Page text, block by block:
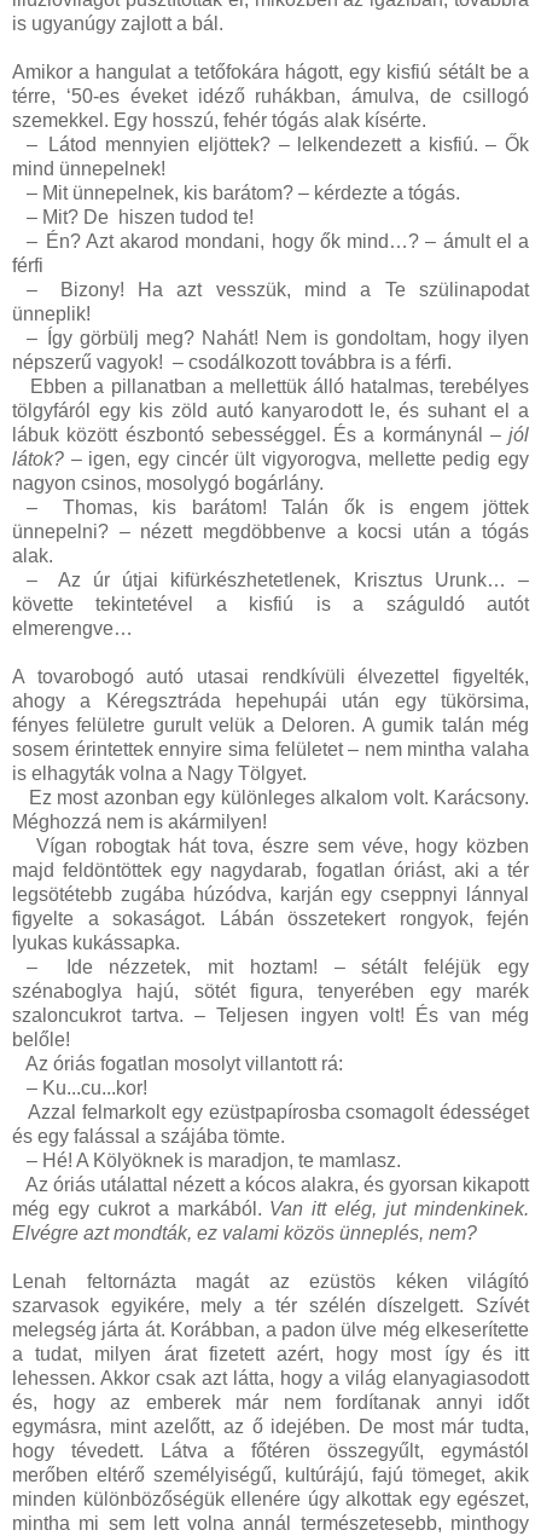
is ugyanúgy zajlott a bál.
Amikor a hangulat a tetőfokára hágott, egy kisfiú sétált be a
térre, ‘50-es éveket idéző ruhákban, ámulva, de csillogó
szemekkel. Egy hosszú, fehér tógás alak kísérte.
–
Látod mennyien eljöttek? – lelkendezett a kisfiú. – Ők
mind ünnepelnek!
– Mit ünnepelnek, kis barátom? – kérdezte a tógás.
– Mit? De hiszen tudod te!
– Én? Azt akarod mondani, hogy ők mind…? – ámult el a
férfi
–
Bizony! Ha azt vesszük, mind a Te szülinapodat
ünneplik!
–
Így görbülj meg? Nahát! Nem is gondoltam, hogy ilyen
népszerű vagyok! – csodálkozott továbbra is a férfi.
Ebben a pillanatban a mellettük álló hatalmas, terebélyes
tölgyfáról egy kis zöld autó kanyarodott le, és suhant el a
lábuk között észbontó sebességgel. És a kormánynál – jól
látok? – igen, egy cincér ült vigyorogva, mellette pedig egy
nagyon csinos, mosolygó bogárlány.
–
Thomas, kis barátom! Talán ők is engem jöttek
ünnepelni? – nézett megdöbbenve a kocsi után a tógás
alak.
–
Az úr útjai kifürkészhetetlenek, Krisztus Urunk… –
követte tekintetével a kisfiú is a száguldó autót
elmerengve…
A tovarobogó autó utasai rendkívüli élvezettel figyelték,
ahogy a Kéregsztráda hepehupái után egy tükörsima,
fényes felületre gurult velük a Deloren. A gumik talán még
sosem érintettek ennyire sima felületet – nem mintha valaha
is elhagyták volna a Nagy Tölgyet.
Ez most azonban egy különleges alkalom volt. Karácsony.
Méghozzá nem is akármilyen!
Vígan robogtak hát tova, észre sem véve, hogy közben
majd feldöntöttek egy nagydarab, fogatlan óriást, aki a tér
legsötétebb zugába húzódva, karján egy cseppnyi lánnyal
figyelte a sokaságot. Lábán összetekert rongyok, fején
lyukas kukássapka.
–
Ide nézzetek, mit hoztam! – sétált feléjük egy
szénaboglya hajú, sötét figura, tenyerében egy marék
szaloncukrot tartva. – Teljesen ingyen volt! És van még
belőle!
Az óriás fogatlan mosolyt villantott rá:
– Ku...cu...kor!
Azzal felmarkolt egy ezüstpapírosba csomagolt édességet
és egy falással a szájába tömte.
– Hé! A Kölyöknek is maradjon, te mamlasz.
Az óriás utálattal nézett a kócos alakra, és gyorsan kikapott
még egy cukrot a markából. Van itt elég, jut mindenkinek.
Elvégre azt mondták, ez valami közös ünneplés, nem?
Lenah feltornázta magát az ezüstös kéken világító
szarvasok egyikére, mely a tér szélén díszelgett. Szívét
melegség járta át. Korábban, a padon ülve még elkeserítette
a tudat, milyen árat fizetett azért, hogy most így és itt
lehessen. Akkor csak azt látta, hogy a világ elanyagiasodott
és, hogy az emberek már nem fordítanak annyi időt
egymásra, mint azelőtt, az ő idejében. De most már tudta,
hogy tévedett. Látva a főtéren összegyűlt, egymástól
merőben eltérő személyiségű, kultúrájú, fajú tömeget, akik
minden különbözőségük ellenére úgy alkottak egy egészet,
mintha mi sem lett volna annál természetesebb, minthogy